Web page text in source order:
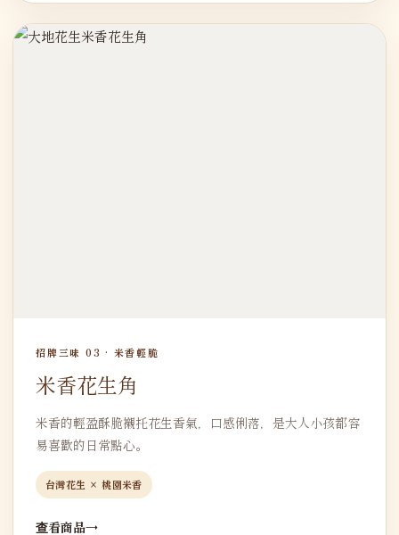
招牌三味 03 · 米香輕脆
米香花生角
米香的輕盈酥脆襯托花生香氣，口感俐落，是大人小孩都容
易喜歡的日常點心。
台灣花生 × 桃園米香
查看商品